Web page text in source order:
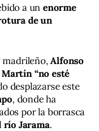
a un enorme
de un
madrileño,Alfonso
Martín “no esté
desplazarse este
, donde ha
por la borrasca
río Jarama.